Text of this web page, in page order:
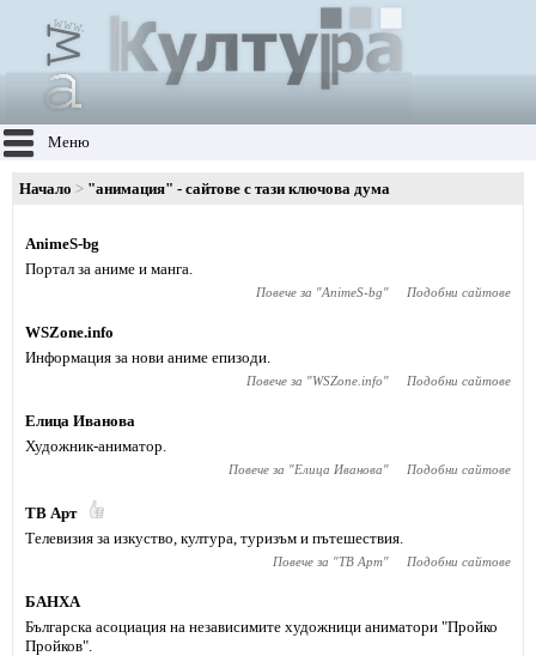
Меню
Начало "анимация" - сайтове с тази ключова дума
AnimeS-bg
Портал за аниме и манга.
Повече за "AnimeS-bg" Подобни сайтове
WSZone.info
Информация за нови аниме епизоди.
Повече за "WSZone.info" Подобни сайтове
Елица Иванова
Художник-аниматор.
Повече за "Елица Иванова" Подобни сайтове
ТВ Арт
Телевизия за изкуство, култура, туризъм и пътешествия.
Повече за "ТВ Арт" Подобни сайтове
БАНХА
Българска асоциация на независимите художници аниматори "Пройко
Пройков".